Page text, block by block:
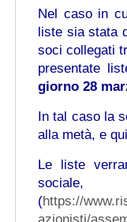
Nel caso in
liste sia stata
soci collegati
presentate
giorno 28
In tal caso la
alla metà, e
Le liste
(https://